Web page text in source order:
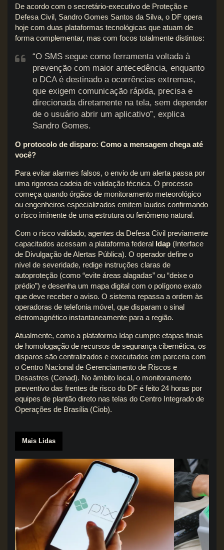
De acordo com o secretário-executivo de Proteção e
Defesa Civil, Sandro Gomes Santos da Silva, o DF opera
hoje com duas plataformas tecnológicas que atuam de
forma complementar, mas com focos totalmente distintos:
“O SMS segue como ferramenta voltada à
prevenção com maior antecedência, enquanto
o DCA é destinado a ocorrências extremas,
que exigem comunicação rápida, precisa e
direcionada diretamente na tela, sem depender
de o usuário abrir um aplicativo”, explica
Sandro Gomes.
O protocolo de disparo: Como a mensagem chega até
você?
Para evitar alarmes falsos, o envio de um alerta passa por
uma rigorosa cadeia de validação técnica. O processo
começa quando órgãos de monitoramento meteorológico
ou engenheiros especializados emitem laudos confirmando
o risco iminente de uma estrutura ou fenômeno natural.
Com o risco validado, agentes da Defesa Civil previamente
capacitados acessam a plataforma federal Idap (Interface
de Divulgação de Alertas Pública). O operador define o
nível de severidade, redige instruções claras de
autoproteção (como “evite áreas alagadas” ou “deixe o
prédio”) e desenha um mapa digital com o polígono exato
que deve receber o aviso. O sistema repassa a ordem às
operadoras de telefonia móvel, que disparam o sinal
eletromagnético instantaneamente para a região.
Atualmente, como a plataforma Idap cumpre etapas finais
de homologação de recursos de segurança cibernética, os
disparos são centralizados e executados em parceria com
o Centro Nacional de Gerenciamento de Riscos e
Desastres (Cenad). No âmbito local, o monitoramento
preventivo das frentes de risco do DF é feito 24 horas por
equipes de plantão direto nas telas do Centro Integrado de
Operações de Brasília (Ciob).
Mais Lidas